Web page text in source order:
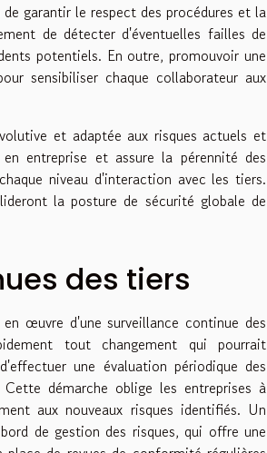
garantir le respect des procédures et la
de détecter d'éventuelles failles de
potentiels. En outre, promouvoir une
sensibiliser chaque collaborateur aux
et adaptée aux risques actuels et
entreprise et assure la pérennité des
niveau d'interaction avec les tiers.
la posture de sécurité globale de
des tiers
œuvre d'une surveillance continue des
tout changement qui pourrait
une évaluation périodique des
démarche oblige les entreprises à
aux nouveaux risques identifiés. Un
de gestion des risques, qui offre une